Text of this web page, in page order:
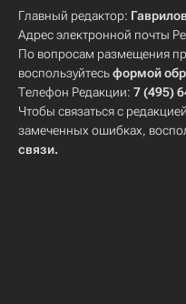
Главный редактор:
Адрес электронной почты
По вопросам размещения
воспользуйтесьформой
Телефон Редакции: 7 (495)
Чтобы связаться с
замеченных ошибках,
связи.